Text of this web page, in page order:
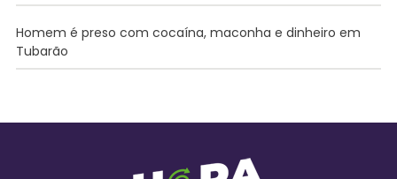
Homem é preso com cocaína, maconha e dinheiro em
Tubarão